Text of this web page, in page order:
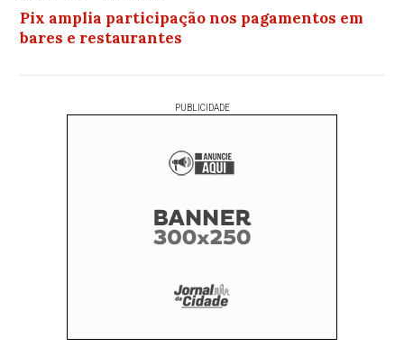
Pix amplia participação nos pagamentos em
bares e restaurantes
PUBLICIDADE